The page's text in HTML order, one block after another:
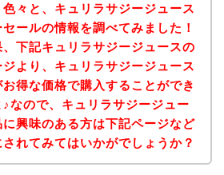
々と、キュリラサジージュース
ールの情報を調べてみました！
、下記キュリラサジージュースの
より、キュリラサジージュース
得な価格で購入することができ
♪なので、キュリラサジージュー
に興味のある方は下記ページなど
れてみてはいかがでしょうか？